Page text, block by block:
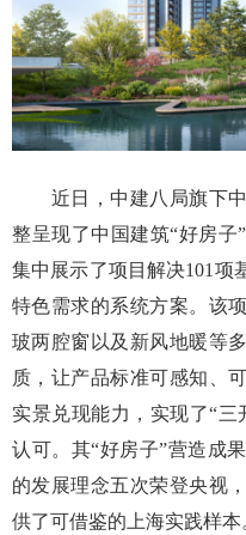
近日，中建八局旗下中
整呈现了中国建筑“好房子
集中展示了项目解决101项
特色需求的系统方案。该
玻两腔窗以及新风地暖等
质，让产品标准可感知、
实景兑现能力，实现了“
认可。其“好房子”营造成
的发展理念五次荣登央视
供了可借鉴的上海实践样本